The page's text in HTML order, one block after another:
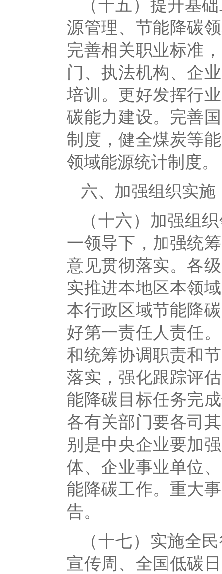
（十五）提升基
源管理、节能降碳
完善相关职业标准
门、执法机构、企
培训。更好发挥行
碳能力建设。完善
制度，健全煤炭等
领域能源统计制度。
六、加强组织实施
（十六）加强组
一领导下，加强统
意见贯彻落实。各
实推进本地区本领
本行政区域节能降
好第一责任人责任
和统筹协调职责和
落实，强化跟踪评
能降碳目标任务完
各有关部门要各司
别是中央企业要加
体、企业事业单位
能降碳工作。重大
告。
（十七）实施全
宣传周、全国低碳